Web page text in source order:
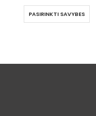
PASIRINKTI SAVYBES